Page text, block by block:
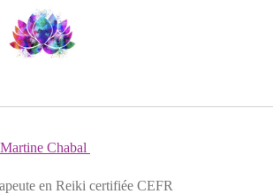
Martine Chabal
en Reiki certifiée CEFR